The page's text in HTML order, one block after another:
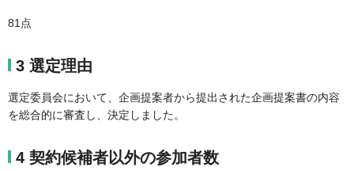
81点
3 選定理由
選定委員会において、企画提案者から提出された企画提案書の内容
を総合的に審査し、決定しました。
4 契約候補者以外の参加者数